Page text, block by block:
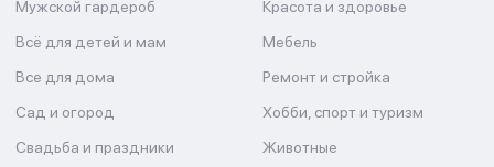
Мужской гардероб
Красота и здоровье
Всё для детей и мам
Мебель
Все для дома
Ремонт и стройка
Сад и огород
Хобби, спорт и туризм
Свадьба и праздники
Животные